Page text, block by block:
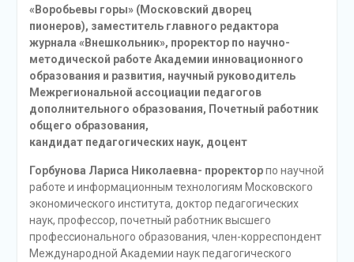
«Воробьевы горы» (Московский дворец
пионеров), заместитель главного редактора
журнала «Внешкольник», проректор по научно-
методической работе Академии инновационного
образования и развития, научный руководитель
Межрегиональной ассоциации педагогов
дополнительного образования, Почетный работник
общего образования,
кандидат педагогических наук, доцент
Горбунова Лариса Николаевна- проректорпо научной
работе и информационным технологиям Московского
экономического института, доктор педагогических
наук, профессор, почетный работник высшего
профессионального образования, член-корреспондент
Международной Академии наук педагогического